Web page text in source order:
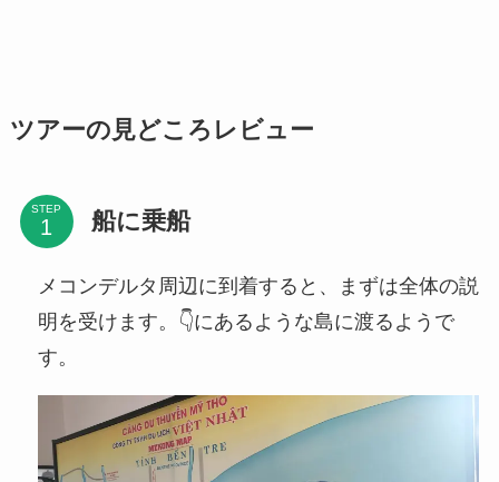
ツアーの見どころレビュー
STEP 船に乗船
メコンデルタ周辺に到着すると、まずは全体の説
明を受けます。👇にあるような島に渡るようで
す。